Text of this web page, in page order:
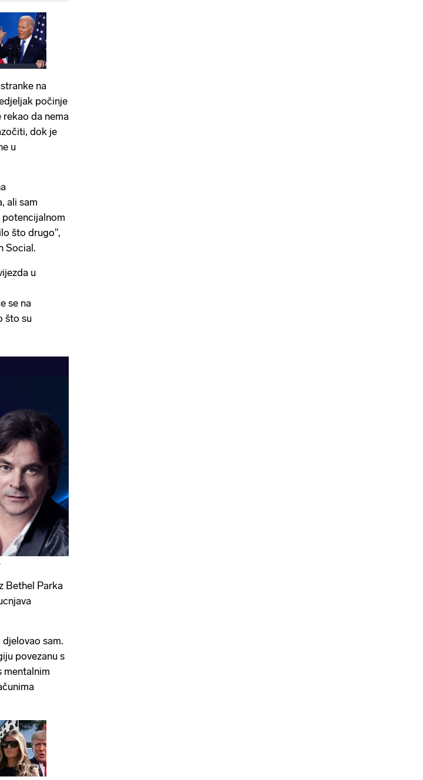
na
počinje
rekao da nema
dok je
u
ali sam
što drugo",
Social.
u
se na
što su
Bethel Parka
sam.
povezanu s
mentalnim